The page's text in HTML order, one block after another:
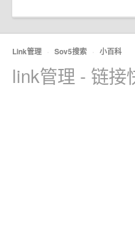
Link管理 · Sov5搜索 · 小百科
link管理 - 链接